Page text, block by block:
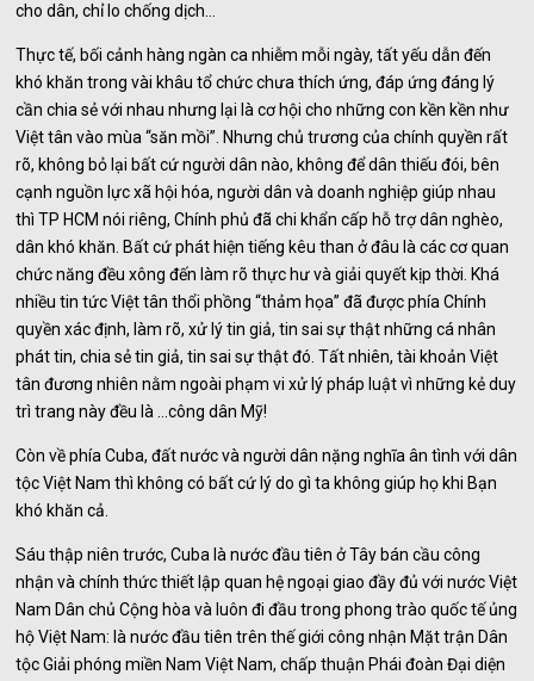
cho dân, chỉ lo chống dịch…
Thực tế, bối cảnh hàng ngàn ca nhiễm mỗi ngày, tất yếu dẫn đến
khó khăn trong vài khâu tổ chức chưa thích ứng, đáp ứng đáng lý
cần chia sẻ với nhau nhưng lại là cơ hội cho những con kền kền như
Việt tân vào mùa “săn mồi”. Nhưng chủ trương của chính quyền rất
rõ, không bỏ lại bất cứ người dân nào, không để dân thiếu đói, bên
cạnh nguồn lực xã hội hóa, người dân và doanh nghiệp giúp nhau
thì TP HCM nói riêng, Chính phủ đã chi khẩn cấp hỗ trợ dân nghèo,
dân khó khăn. Bất cứ phát hiện tiếng kêu than ở đâu là các cơ quan
chức năng đều xông đến làm rõ thực hư và giải quyết kịp thời. Khá
nhiều tin tức Việt tân thổi phồng “thảm họa” đã được phía Chính
quyền xác định, làm rõ, xử lý tin giả, tin sai sự thật những cá nhân
phát tin, chia sẻ tin giả, tin sai sự thật đó. Tất nhiên, tài khoản Việt
tân đương nhiên nằm ngoài phạm vi xử lý pháp luật vì những kẻ duy
trì trang này đều là …công dân Mỹ!
Còn về phía Cuba, đất nước và người dân nặng nghĩa ân tình với dân
tộc Việt Nam thì không có bất cứ lý do gì ta không giúp họ khi Bạn
khó khăn cả.
Sáu thập niên trước, Cuba là nước đầu tiên ở Tây bán cầu công
nhận và chính thức thiết lập quan hệ ngoại giao đầy đủ với nước Việt
Nam Dân chủ Cộng hòa và luôn đi đầu trong phong trào quốc tế ủng
hộ Việt Nam: là nước đầu tiên trên thế giới công nhận Mặt trận Dân
tộc Giải phóng miền Nam Việt Nam, chấp thuận Phái đoàn Đại diện